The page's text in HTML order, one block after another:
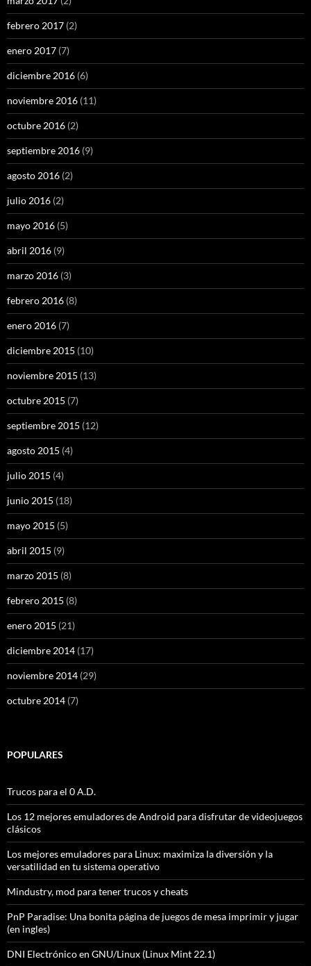
febrero 2017 (2)
enero 2017 (7)
diciembre 2016 (6)
noviembre 2016 (11)
octubre 2016 (2)
septiembre 2016 (9)
agosto 2016 (2)
julio 2016 (2)
mayo 2016 (5)
abril 2016 (9)
marzo 2016 (3)
febrero 2016 (8)
enero 2016 (7)
diciembre 2015 (10)
noviembre 2015 (13)
octubre 2015 (7)
septiembre 2015 (12)
agosto 2015 (4)
julio 2015 (4)
junio 2015 (18)
mayo 2015 (5)
abril 2015 (9)
marzo 2015 (8)
febrero 2015 (8)
enero 2015 (21)
diciembre 2014 (17)
noviembre 2014 (29)
octubre 2014 (7)
POPULARES
Trucos para el 0 A.D.
Los 12 mejores emuladores de Android para disfrutar de videojuegos
clásicos
Los mejores emuladores para Linux: maximiza la diversión y la
versatilidad en tu sistema operativo
Mindustry, mod para tener trucos y cheats
PnP Paradise: Una bonita página de juegos de mesa imprimir y jugar
(en ingles)
DNI Electrónico en GNU/Linux (Linux Mint 22.1)